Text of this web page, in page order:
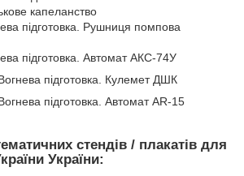
капеланство
підготовка. Рушниця помпова
підготовка. Автомат АКC-74У
підготовка. Кулемет ДШК
підготовка. Автомат AR-15
стендів / плакатів для
України: